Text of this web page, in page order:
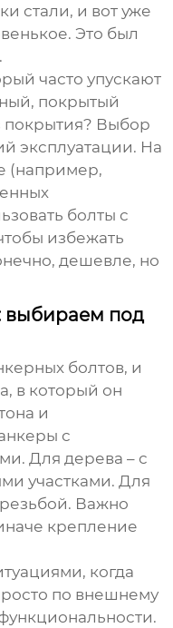
стали, и вот уже
Это был
часто упускают
покрытый
Выбор
эксплуатации. На
(например,
болты с
избежать
дешевле, но
выбираем под
болтов, и
в который он
и
с
Для дерева – с
участками. Для
Важно
крепление
когда
по внешнему